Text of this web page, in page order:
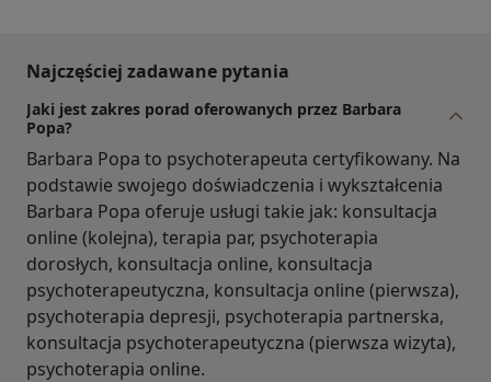
Najczęściej zadawane pytania
Jaki jest zakres porad oferowanych przez Barbara
Popa?
Barbara Popa to psychoterapeuta certyfikowany. Na
podstawie swojego doświadczenia i wykształcenia
Barbara Popa oferuje usługi takie jak: konsultacja
online (kolejna), terapia par, psychoterapia
dorosłych, konsultacja online, konsultacja
psychoterapeutyczna, konsultacja online (pierwsza),
psychoterapia depresji, psychoterapia partnerska,
konsultacja psychoterapeutyczna (pierwsza wizyta),
psychoterapia online.